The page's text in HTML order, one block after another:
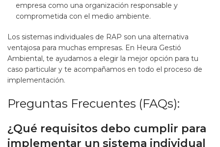
empresa como una organización responsable y
comprometida con el medio ambiente.
Los sistemas individuales de RAP son una alternativa
ventajosa para muchas empresas. En Heura Gestió
Ambiental, te ayudamos a elegir la mejor opción para tu
caso particular y te acompañamos en todo el proceso de
implementación.
Preguntas Frecuentes (FAQs):
¿Qué requisitos debo cumplir para
implementar un sistema individual